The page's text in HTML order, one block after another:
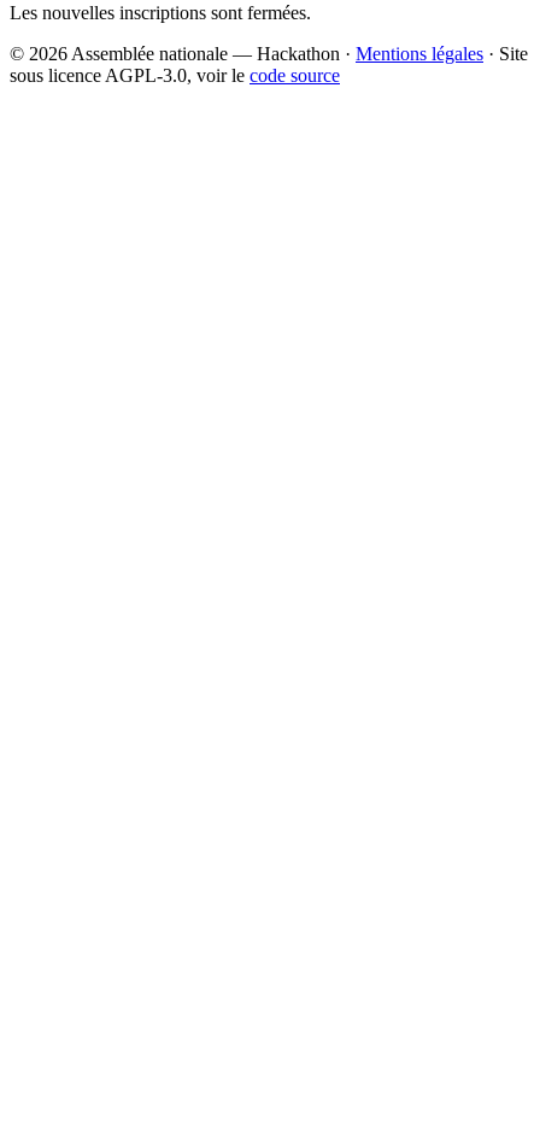
Les nouvelles inscriptions sont fermées.
© 2026 Assemblée nationale — Hackathon · Mentions légales · Site
sous licence AGPL-3.0, voir le code source